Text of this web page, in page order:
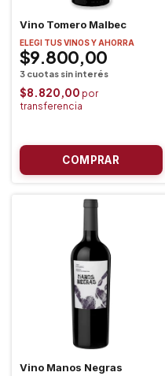
Vino Tomero Malbec
ELEGI TUS VINOS Y AHORRA
$9.800,00
$8.820,00
Vino Manos Negras